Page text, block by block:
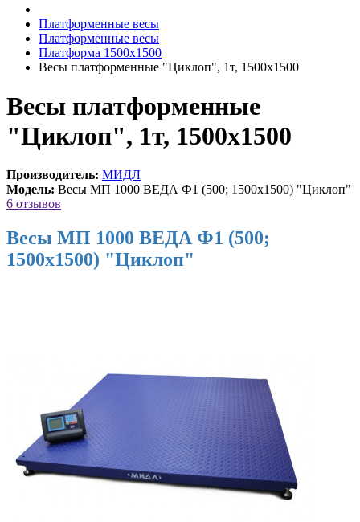
Платформенные весы
Платформенные весы
Платформа 1500х1500
Весы платформенные "Циклоп", 1т, 1500х1500
Весы платформенные
"Циклоп", 1т, 1500х1500
Производитель: МИДЛ
Модель: Весы МП 1000 ВЕДА Ф1 (500; 1500х1500) "Циклоп"
6 отзывов
Весы МП 1000 ВЕДА Ф1 (500;
1500х1500) "Циклоп"